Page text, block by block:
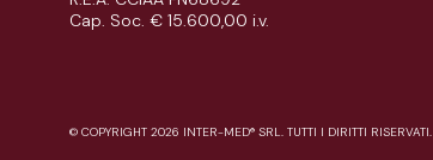
Cap. Soc. € 15.600,00 i.v.
© COPYRIGHT 2026 INTER-MED® SRL. TUTTI I DIRITTI RISERVATI.